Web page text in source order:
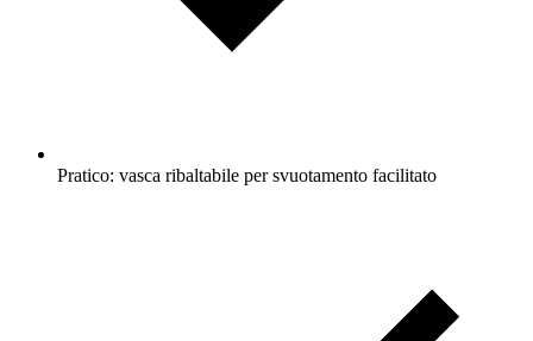
Pratico: vasca ribaltabile per svuotamento facilitato